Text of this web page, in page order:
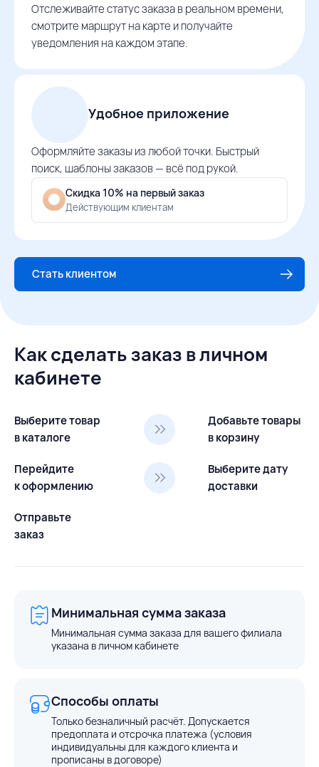
Отслеживайте статус заказа в реальном времени,
смотрите маршрут на карте и получайте
уведомления на каждом этапе.
Удобное приложение
Оформляйте заказы из любой точки. Быстрый
поиск, шаблоны заказов — всё под рукой.
Скидка 10% на первый заказ
Действующим клиентам
Стать клиентом
Как сделать заказ в личном
кабинете
Выберите товар
в каталоге
Добавьте товары
в корзину
Перейдите
к оформлению
Выберите дату
доставки
Отправьте
заказ
Минимальная сумма заказа
Минимальная сумма заказа для вашего филиала
указана в личном кабинете
Способы оплаты
Только безналичный расчёт. Допускается
предоплата и отсрочка платежа (условия
индивидуальны для каждого клиента и
прописаны в договоре)